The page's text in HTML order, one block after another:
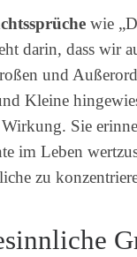
wie
darin, dass wir
und
Kleine
Sie
im Leben
zu